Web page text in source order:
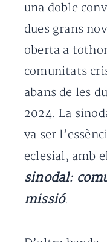
una doble
dues grans
oberta a
comunitats
abans de les
2024. La
va ser
eclesial, amb
sinodal:
missió.